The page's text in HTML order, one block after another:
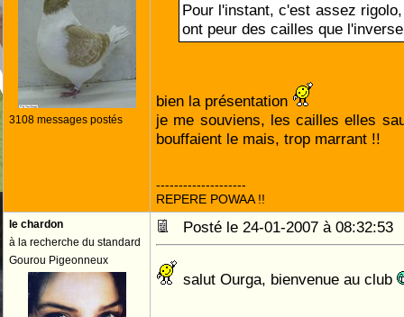
3108 messages postés
Pour l'instant, c'est assez
ont peur des cailles que
bien la présentation
je me souviens, les cailles elles
bouffaient le mais, trop marrant !!
--------------------
REPERE POWAA !!
le chardon
à la recherche du standard
Gourou Pigeonneux
Posté le 24-01-2007 à
salut Ourga, bienvenue au club